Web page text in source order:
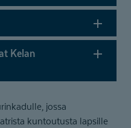
jossa
kuntoutusta lapsille